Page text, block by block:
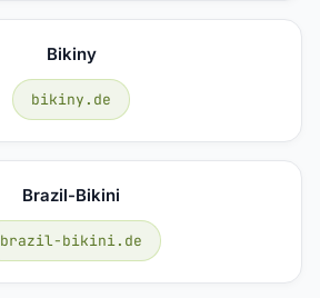
Bikiny
bikiny.de
Brazil-Bikini
brazil-bikini.de